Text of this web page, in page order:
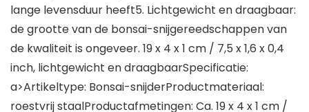
lange levensduur heeft5. Lichtgewicht en draagbaar:
de grootte van de bonsai-snijgereedschappen van
de kwaliteit is ongeveer. 19 x 4 x 1 cm / 7,5 x 1,6 x 0,4
inch, lichtgewicht en draagbaarSpecificatie:
a>Artikeltype: Bonsai-snijderProductmateriaal:
roestvrij staalProductafmetingen: Ca. 19 x 4 x 1 cm /